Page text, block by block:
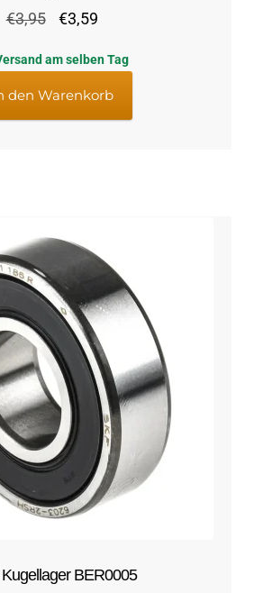
€3,95
Ursprünglicher
war:
€3,95
€3,59
ist:
€3,59.
am selben Tag
den Warenkorb
BER0005